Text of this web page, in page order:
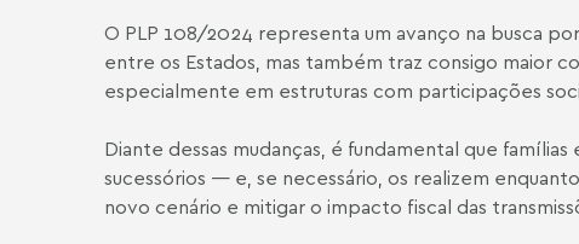
O PLP 108/2024 representa um avanço na busca
entre os Estados, mas também traz consigo maior
especialmente em estruturas com participações
Diante dessas mudanças, é fundamental que
sucessórios — e, se necessário, os realizem
novo cenário e mitigar o impacto fiscal das